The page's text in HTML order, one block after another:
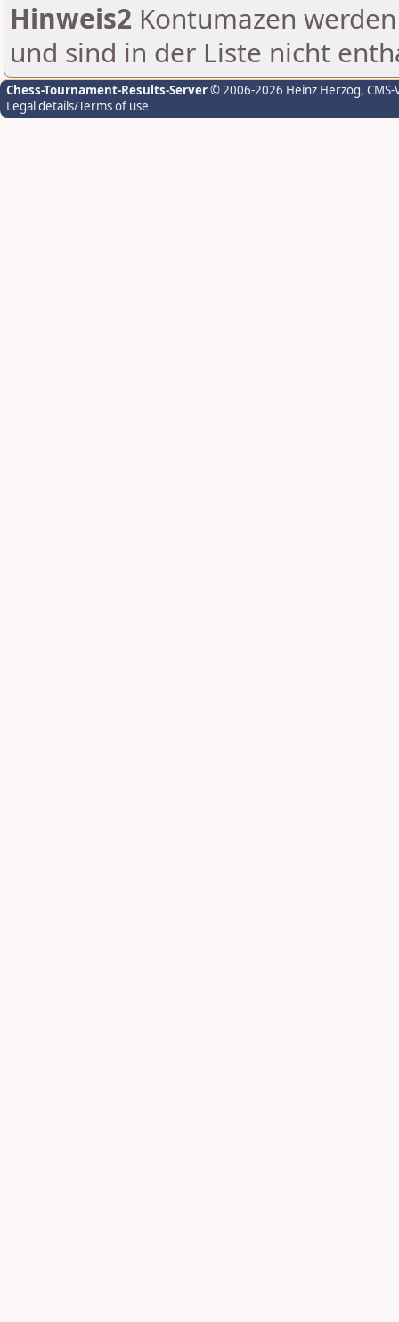
Hinweis2 Kontumazen
und sind in der Liste nicht
Chess-Tournament-Results-Server© 2006-2026 Heinz Herzog,
Legal details/Terms of use